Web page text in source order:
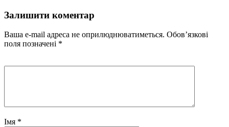
Залишити коментар
Ваша e-mail адреса не оприлюднюватиметься. Обов’язкові
поля позначені *
Імя *